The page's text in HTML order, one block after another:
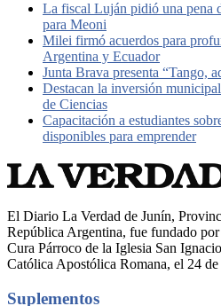
La fiscal Luján pidió una pena
para Meoni
Milei firmó acuerdos para
Argentina y Ecuador
Junta Brava presenta “Tango,
Destacan la inversión
de Ciencias
Capacitación a estudiantes
disponibles para emprender
El Diario La Verdad de Junín,
República Argentina, fue fundado
Cura Párroco de la Iglesia San
Católica Apostólica Romana, el 24
Suplementos